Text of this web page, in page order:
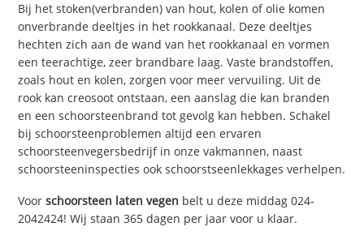
Bij het stoken(verbranden) van hout, kolen of olie komen
onverbrande deeltjes in het rookkanaal. Deze deeltjes
hechten zich aan de wand van het rookkanaal en vormen
een teerachtige, zeer brandbare laag. Vaste brandstoffen,
zoals hout en kolen, zorgen voor meer vervuiling. Uit de
rook kan creosoot ontstaan, een aanslag die kan branden
en een schoorsteenbrand tot gevolg kan hebben. Schakel
bij schoorsteenproblemen altijd een ervaren
schoorsteenvegersbedrijf in onze vakmannen, naast
schoorsteeninspecties ook schoorstseenlekkages verhelpen.
Voorschoorsteen laten vegen belt u deze middag 024-
2042424! Wij staan 365 dagen per jaar voor u klaar.